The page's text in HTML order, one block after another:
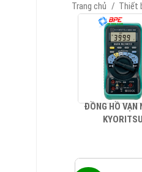
Trang chủ Thiết
ĐỒNG HỒ VẠN
KYORITSU